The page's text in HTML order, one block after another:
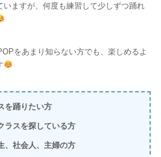
いますが、何度も練習して少しずつ踊れ
をあまり知らない方でも、楽しめるよ
を踊りたい方
ラスを探している方
、社会人、主婦の方